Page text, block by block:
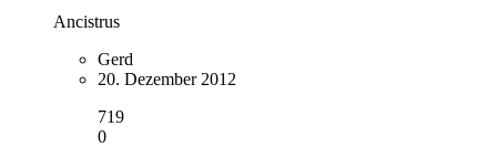
Ancistrus
Gerd
20. Dezember 2012
719
0